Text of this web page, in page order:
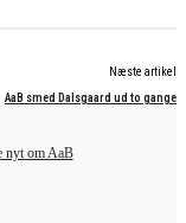
Næste artikel
AaB smed Dalsgaard ud to gange
nyt om AaB